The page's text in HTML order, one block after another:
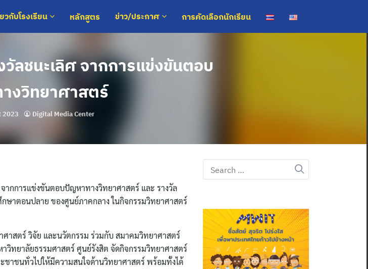
วกับโรงเรียน หลักสูตร ข่าว/ประกาศ การคัดเลือกนักเรียน
ลชนะเลิศ จากการแข่งขันตอบ
งวิทยาศาสตร์
2023 Digital Media Center
ากการแข่งขันตอบปัญหาทางวิทยาศาสตร์ และ รางวัล
าตอนปลาย ของศูนย์ภาคกลาง ในกิจกรรมวิทยาศาสตร์
สตร์ วิจัย และนวัตกรรม ร่วมกับ สมาคมวิทยาศาสตร์
วิทยาลัยธรรมศาสตร์ ศูนย์รังสิต จัดกิจกรรมวิทยาศาสตร์
าชนทั่วไปให้มีความสนใจด้านวิทยาศาสตร์ พร้อมทั้งได้
Search
for: